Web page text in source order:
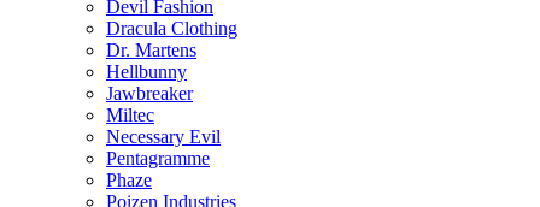
Devil Fashion
Dracula Clothing
Dr. Martens
Hellbunny
Jawbreaker
Miltec
Necessary Evil
Pentagramme
Phaze
Poizen Industries